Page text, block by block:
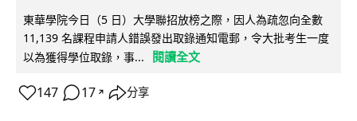
東華學院今日（5 日）大學聯招放榜之際，因人為疏忽向全數
11,139 名課程申請人錯誤發出取錄通知電郵，令大批考生一度
以為獲得學位取錄，事...
閱讀全文
147 17 ↗ 分享